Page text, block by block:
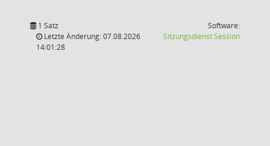
1 Satz
Letzte Änderung: 07.08.2026
14:01:28
Software:
SitzungsdienstSession(Wird in